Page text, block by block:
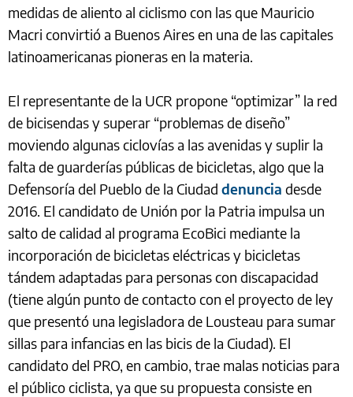
medidas de aliento al ciclismo con las que Mauricio
Macri convirtió a Buenos Aires en una de las capitales
latinoamericanas pioneras en la materia.
El representante de la UCR propone “optimizar” la red
de bicisendas y superar “problemas de diseño”
moviendo algunas ciclovías a las avenidas y suplir la
falta de guarderías públicas de bicicletas, algo que la
Defensoría del Pueblo de la Ciudad denuncia desde
2016. El candidato de Unión por la Patria impulsa un
salto de calidad al programa EcoBici mediante la
incorporación de bicicletas eléctricas y bicicletas
tándem adaptadas para personas con discapacidad
(tiene algún punto de contacto con el proyecto de ley
que presentó una legisladora de Lousteau para sumar
sillas para infancias en las bicis de la Ciudad). El
candidato del PRO, en cambio, trae malas noticias para
el público ciclista, ya que su propuesta consiste en